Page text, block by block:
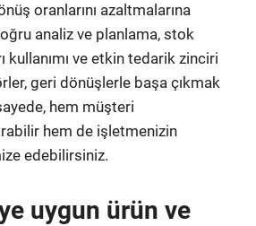
oranlarını azaltmalarına
analiz ve planlama, stok
kullanımı ve etkin tedarik zinciri
geri dönüşlerle başa çıkmak
hem müşteri
hem de işletmenizin
edebilirsiniz.
uygun ürün ve